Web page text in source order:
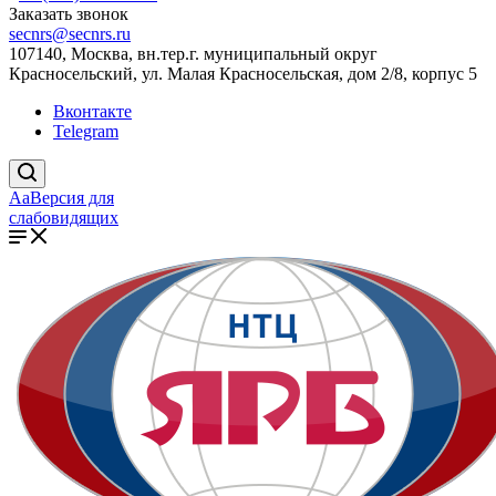
Заказать звонок
secnrs@secnrs.ru
107140, Москва, вн.тер.г. муниципальный округ
Красносельский, ул. Малая Красносельская, дом 2/8, корпус 5
Вконтакте
Telegram
AaВерсия для
слабовидящих